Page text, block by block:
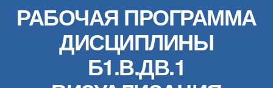
РАБОЧАЯ ПРОГРАММА
ДИСЦИПЛИНЫ
Б1.В.ДВ.1